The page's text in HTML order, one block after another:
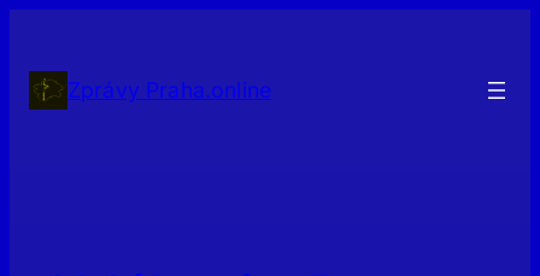
obsahZprávy Praha.online